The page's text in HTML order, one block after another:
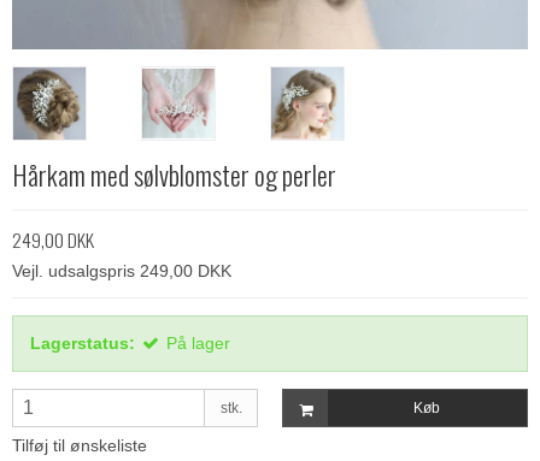
Hårkam med sølvblomster og perler
249,00 DKK
Vejl. udsalgspris 249,00 DKK
Lagerstatus: På lager
stk. Køb
Tilføj til ønskeliste